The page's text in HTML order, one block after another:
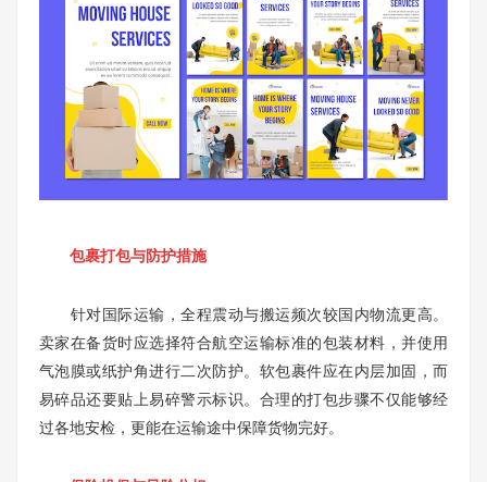
包裹打包与防护措施
针对国际运输，全程震动与搬运频次较国内物流更高。
卖家在备货时应选择符合航空运输标准的包装材料，并使用
气泡膜或纸护角进行二次防护。软包裹件应在内层加固，而
易碎品还要贴上易碎警示标识。合理的打包步骤不仅能够经
过各地安检，更能在运输途中保障货物完好。